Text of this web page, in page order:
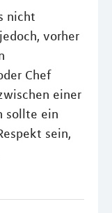
nicht
vorher
Chef
einer
sollte ein
sein,